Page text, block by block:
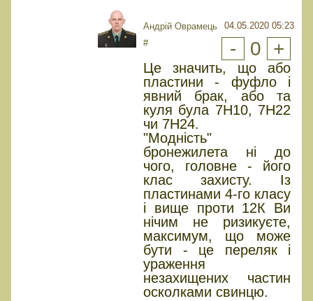
Андрій Оврамець
04.05.2020 05:23
#
- 0 +
Це значить, що або
пластини - фуфло і
явний брак, або та
куля була 7Н10, 7Н22
чи 7Н24.
"Модність"
бронежилета ні до
чого, головне - його
клас захисту. Із
пластинами 4-го класу
і вище проти 12К Ви
нічим не ризикуєте,
максимум, що може
бути - це переляк і
ураження
незахищених частин
осколками свинцю.